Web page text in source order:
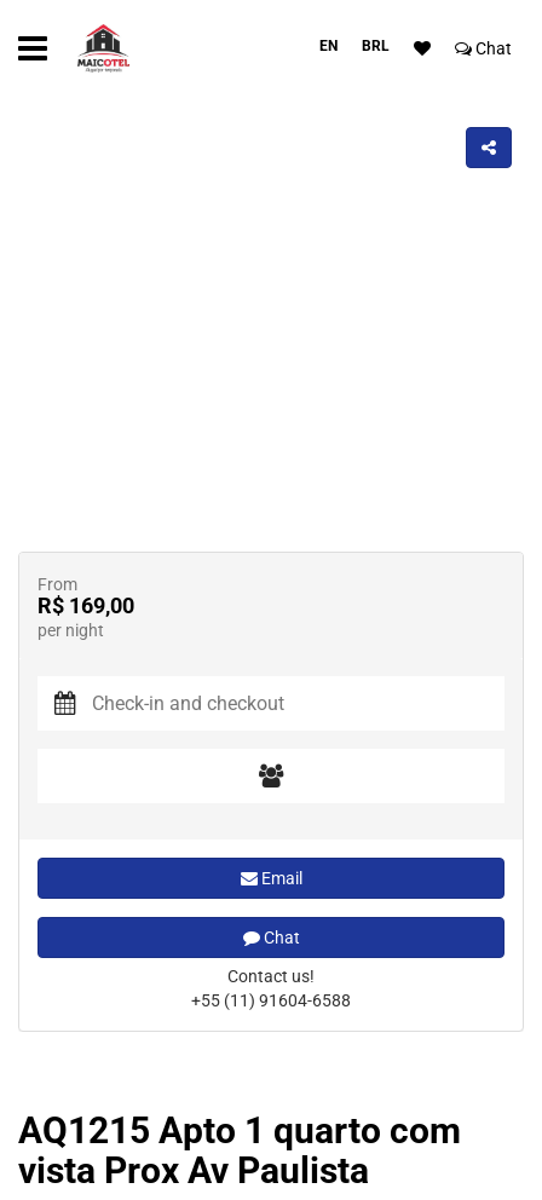
EN BRL Chat
AQ1215 Apto 1 quarto com
vista Prox Av Paulista
From
R$ 169,00
per night
Email
Chat
Contact us!
+55 (11) 91604-6588